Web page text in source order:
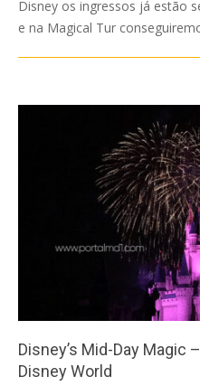
Disney os ingressos já estão
e na Magical Tur
Disney’s Mid-Day Magic
Disney World